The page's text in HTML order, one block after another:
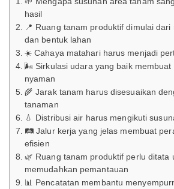
hasil
📍 Ruang tanam produktif dimulai
dan bentuk lahan
☀️ Cahaya matahari harus menjadi
🌬️ Sirkulasi udara yang baik membuat
nyaman
🌾 Jarak tanam harus disesuaikan
tanaman
💧 Distribusi air harus mengikuti
🛤️ Jalur kerja yang jelas membuat
efisien
🌿 Ruang tanam produktif perlu ditata
memudahkan pemantauan
📊 Pencatatan membantu